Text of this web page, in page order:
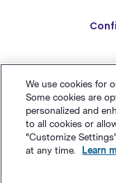
© Polaris Software,
Email® es una marca
Software, LLC
We use cookies for
Some cookies are
personalized and
to all cookies or
"Customize
at any time.
Learn